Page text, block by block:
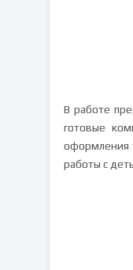
В работе
готовые
оформления
работы с